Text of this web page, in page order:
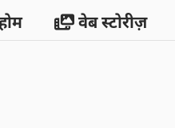
वेब स्टोरीज़